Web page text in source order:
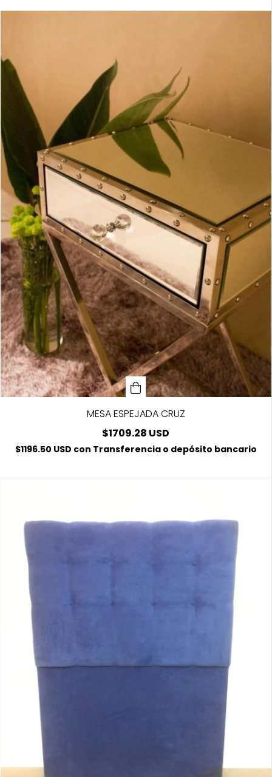
MESA ESPEJADA CRUZ
$1709.28 USD
$1196.50 USD con Transferencia o depósito bancario